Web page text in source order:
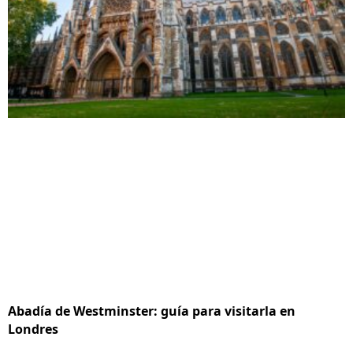
Abadía de Westminster: guía para visitarla en
Londres